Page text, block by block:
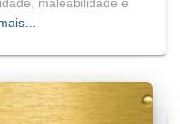
maleabilidade e